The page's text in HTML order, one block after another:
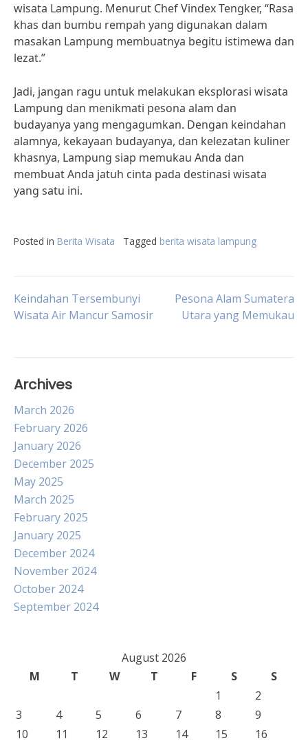
wisata Lampung. Menurut Chef Vindex Tengker, “Rasa
khas dan bumbu rempah yang digunakan dalam
masakan Lampung membuatnya begitu istimewa dan
lezat.”
Jadi, jangan ragu untuk melakukan eksplorasi wisata
Lampung dan menikmati pesona alam dan
budayanya yang mengagumkan. Dengan keindahan
alamnya, kekayaan budayanya, dan kelezatan kuliner
khasnya, Lampung siap memukau Anda dan
membuat Anda jatuh cinta pada destinasi wisata
yang satu ini.
Posted in Berita Wisata Tagged berita wisata lampung
Post
Keindahan Tersembunyi
Wisata Air Mancur Samosir
Pesona Alam Sumatera
Utara yang Memukau
Archives
March 2026
February 2026
January 2026
December 2025
May 2025
March 2025
February 2025
January 2025
December 2024
November 2024
October 2024
September 2024
August 2026
M
T W T F S
S
1
2
3
4 5 6 7 8
9
10
11 12 13 14 15
16